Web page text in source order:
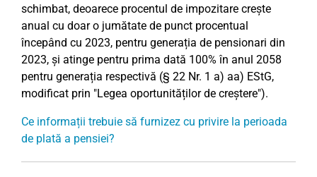
schimbat, deoarece procentul de impozitare crește
anual cu doar o jumătate de punct procentual
începând cu 2023, pentru generația de pensionari din
2023, și atinge pentru prima dată 100% în anul 2058
pentru generația respectivă (§ 22 Nr. 1 a) aa) EStG,
modificat prin "Legea oportunităților de creștere").
Ce informații trebuie să furnizez cu privire la perioada
de plată a pensiei?